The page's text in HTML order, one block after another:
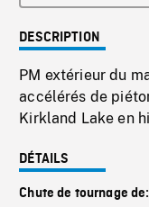
DESCRIPTION
PM extérieur du
accélérés de
Kirkland Lake en
DÉTAILS
Chute de tournage de: